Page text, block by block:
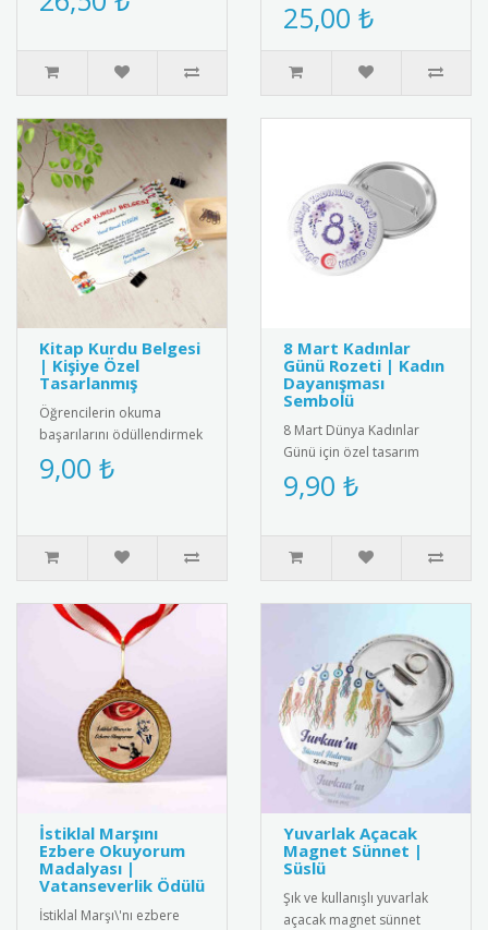
yaşatmak ve dil
saten kokart.Yüksek kaliteli
kadife dokulu saten
kumaşt..
25,00 ₺
Kitap Kurdu Belgesi
| Kişiye Özel
Tasarlanmış
Öğrencilerin okuma
başarılarını ödüllendirmek
için özel tasarlanmış kitap
kurdu belgeleri. Kişiye öz..
9,00 ₺
8 Mart Kadınlar
Günü Rozeti | Kadın
Dayanışması
Sembolü
8 Mart Dünya Kadınlar
Günü için özel tasarım
rozet. Kadın dayanışmasını
ve eşitliği simgeleyen şık
9,90 ₺
İstiklal Marşını
Ezbere Okuyorum
Madalyası |
Vatanseverlik Ödülü
İstiklal Marşı\'nı ezbere
Yuvarlak Açacak
Magnet Sünnet |
Süslü
Şık ve kullanışlı yuvarlak
açacak magnet sünnet